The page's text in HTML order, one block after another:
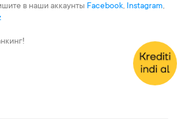
в наши аккаунты Facebook, Instagram,